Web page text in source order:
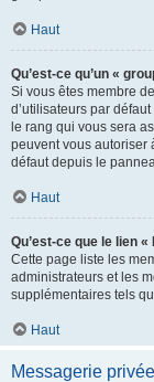
Haut
Qu’est-ce qu’un «
Si vous êtes membre
d’utilisateurs par
le rang qui vous sera
peuvent vous autoriser
défaut depuis le
Haut
Qu’est-ce que le lien «
Cette page liste les
administrateurs et les
supplémentaires tels
Haut
Messagerie privée